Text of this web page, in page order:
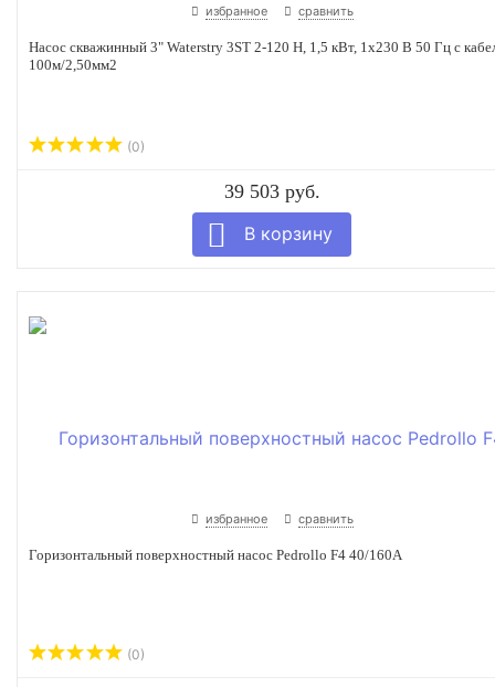
избранное сравнить
Насос скважинный 3" Waterstry 3ST 2-120 Н, 1,5 кВт, 1х230 В 50 Гц с
100м/2,50мм2
(0)
39 503 руб.
избранное сравнить
Горизонтальный поверхностный насос Pedrollo F4 40/160A
(0)